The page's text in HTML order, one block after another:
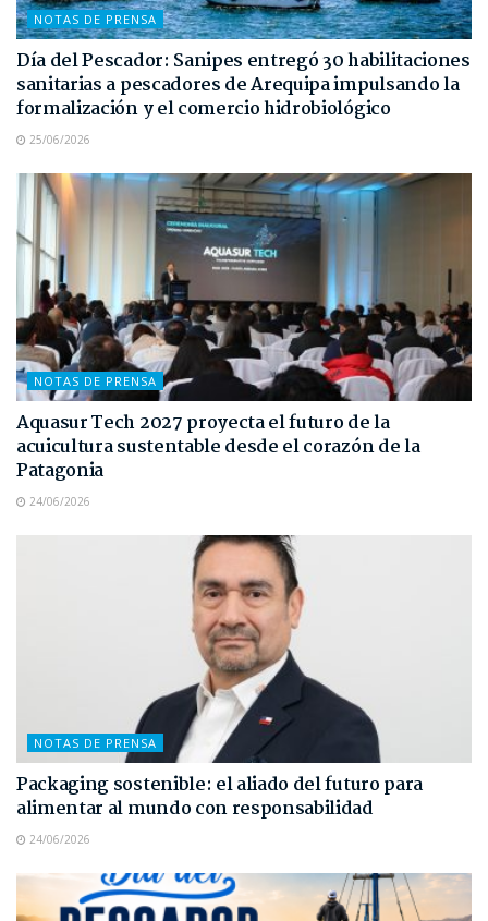
NOTAS DE PRENSA
Día del Pescador: Sanipes entregó 30 habilitaciones
sanitarias a pescadores de Arequipa impulsando la
formalización y el comercio hidrobiológico
25/06/2026
NOTAS DE PRENSA
Aquasur Tech 2027 proyecta el futuro de la
acuicultura sustentable desde el corazón de la
Patagonia
24/06/2026
NOTAS DE PRENSA
Packaging sostenible: el aliado del futuro para
alimentar al mundo con responsabilidad
24/06/2026